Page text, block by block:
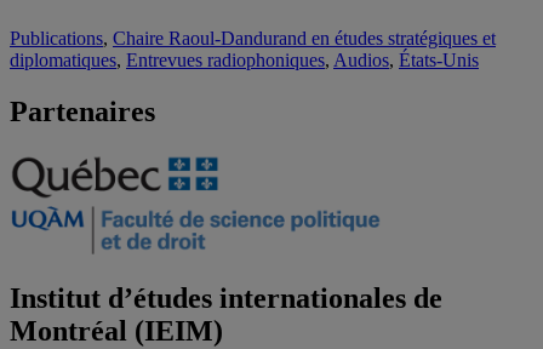
Publications, Chaire Raoul-Dandurand en études stratégiques et
diplomatiques, Entrevues radiophoniques, Audios, États-Unis
Partenaires
Institut d’études internationales de
Montréal (IEIM)